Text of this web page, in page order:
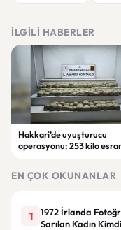
İLGILI HABERLER
Hakkari’de uyuşturucu
operasyonu: 253 kilo
EN ÇOK OKUNANLAR
1
1972 İrlanda
Sarılan Kadın